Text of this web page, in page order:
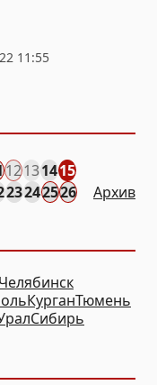
11:55
12131415
23242526
Архив
Челябинск
КурганТюмень
Сибирь